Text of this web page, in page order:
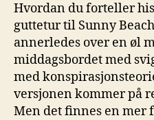
Hvordan du forteller
guttetur til Sunny
annerledes over en øl
middagsbordet med
med
versjonen kommer på
Men det finnes en